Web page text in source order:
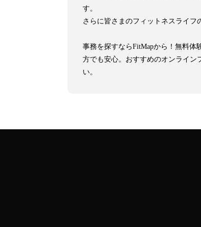
す。
さらに皆さまのフィットネスライフ
事務を探すならFitMapから！無料体
方でも安心。おすすめのオンライン
い。